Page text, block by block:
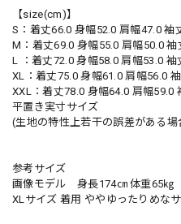
【size(cm)】
S：着丈66.0 身幅52.0 肩幅47.0 袖
M：着丈69.0 身幅55.0 肩幅50.0 袖
L ：着丈72.0 身幅58.0 肩幅53.0 袖
XL：着丈75.0 身幅61.0 肩幅56.0
XXL：着丈78.0 身幅64.0 肩幅59.0
平置き実寸サイズ
(生地の特性上若干の誤差がある
参考サイズ
画像モデル 身長174㎝ 体重65㎏
XLサイズ 着用 ややゆったりめなサ